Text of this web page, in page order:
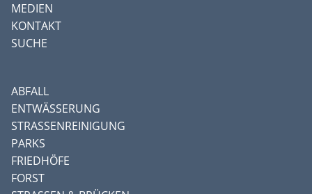
MEDIEN
KONTAKT
SUCHE
ABFALL
ENTWÄSSERUNG
STRASSENREINIGUNG
PARKS
FRIEDHÖFE
FORST